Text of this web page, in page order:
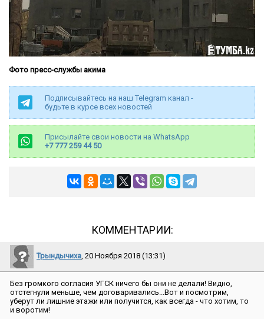
Фото пресс-службы акима
Подписывайтесь на наш Telegram канал -
будьте в курсе всех новостей
Присылайте свои новости на WhatsApp
+7 777 259 44 50
КОММЕНТАРИИ:
Трындычиха, 20 Ноября 2018 (13:31)
Без громкого согласия УГСК ничего бы они не делали! Видно,
отстегнули меньше, чем договаривались...Вот и посмотрим,
уберут ли лишние этажи или получится, как всегда - что хотим, то
и воротим!